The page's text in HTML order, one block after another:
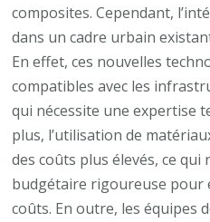
composites. Cependant,
dans un cadre urbain
En effet, ces nouvelles
compatibles avec les
qui nécessite une expertise
plus, l’utilisation de
des coûts plus élevés, ce
budgétaire rigoureuse pour
coûts. En outre, les équipes